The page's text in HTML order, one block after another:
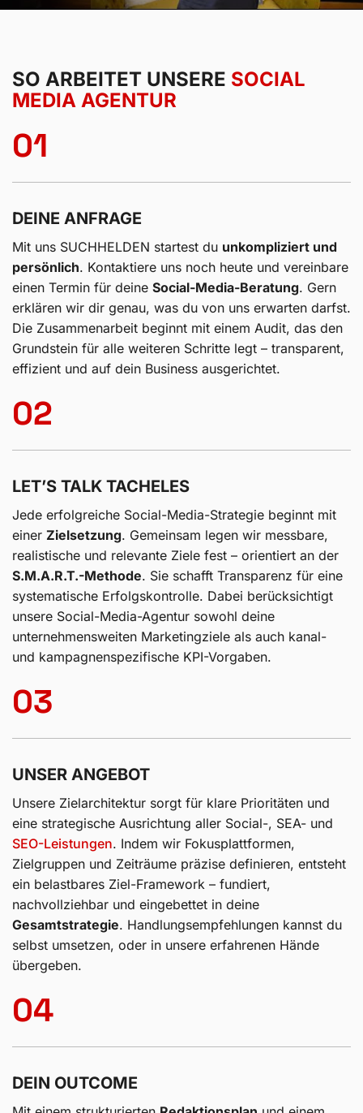
SO ARBEITET UNSERE
MEDIA AGENTUR
01
DEINE ANFRAGE
Mit uns SUCHHELDEN startest duunkompliziert und
persönlich . Kontaktiere uns noch heute und vereinbare
einen Termin für deineSocial-Media-Beratung
Die Zusammenarbeit beginnt mit einem Audit, das den
Grundstein für alle weiteren Schritte legt – transparent,
effizient und auf dein Business ausgerichtet.
02
LET’S TALK TACHELES
Jede erfolgreiche Social-Media-Strategie beginnt mit
einerZielsetzung. Gemeinsam legen wir messbare,
realistische und relevante Ziele fest – orientiert an der
S.M.A.R.T.-Methode. Sie schafft Transparenz für eine
unsere Social-Media-Agentur sowohl deine
unternehmensweiten Marketingziele als auch kanal-
und kampagnenspezifische KPI-Vorgaben.
03
UNSER ANGEBOT
Unsere Zielarchitektur sorgt für klare Prioritäten und
eine strategische Ausrichtung aller Social-, SEA- und
SEO-Leistungen. Indem wir Fokusplattformen,
Zielgruppen und Zeiträume präzise definieren, entsteht
ein belastbares Ziel-Framework – fundiert,
Gesamtstrategie
selbst umsetzen, oder in unsere erfahrenen Hände
übergeben.
04